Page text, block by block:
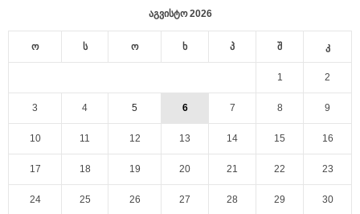
აგვისტო 2026
ო ს ო ხ პ შ კ
1 2
3 4 5 6 7 8 9
10 11 12 13 14 15 16
17 18 19 20 21 22 23
24 25 26 27 28 29 30